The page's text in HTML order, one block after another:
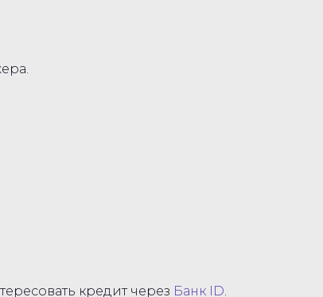
кредит через Банк ID